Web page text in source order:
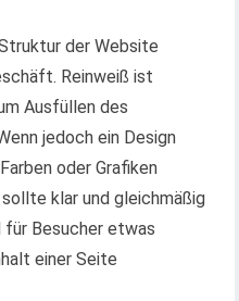
der Website
Reinweiß ist
Ausfüllen des
jedoch ein Design
oder Grafiken
klar und gleichmäßig
Besucher etwas
einer Seite